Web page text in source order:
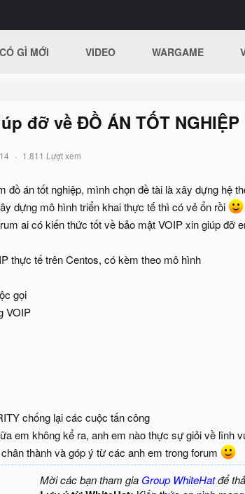
CÓ GÌ MỚI VIDEO WARGAME
đỡ về ĐỒ ÁN TỐT
1.811 Lượt xem
đồ án tốt nghiệp, mình chọn đề tài là xây dựng hệ
dựng mô hình triển khai thực tế thì có vẻ ổn rồi
ai có kiến thức tốt về bảo mật VOIP xin giúp đỡ
thực tế trên Centos, có kèm theo mô hình
gọi
VOIP
chống lại các cuộc tấn công
em không kể ra, anh em nào thực sự giỏi về lĩnh
thành và góp ý từ các anh em trong forum
Mời các bạn tham gia Group WhiteHatđể